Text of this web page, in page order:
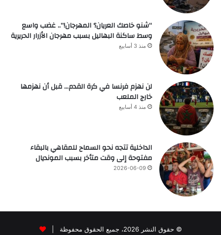
“شنو خاصك العريان؟ المهرجان!”.. غضب واسع
وسط ساكنة البهاليل بسبب مهرجان الأزرار الحريرية
منذ 3 أسابيع
لن نهزم فرنسا في كرة القدم… قبل أن نهزمها
خارج الملعب
منذ 4 أسابيع
الداخلية تتجه نحو السماح للمقاهي بالبقاء
مفتوحة إلى وقت متأخر بسبب المونديال
2026-06-09
© حقوق النشر 2026، جميع الحقوق محفوظة |